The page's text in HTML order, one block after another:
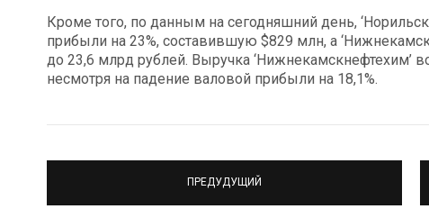
Кроме того, по данным на сегодняшний день,
прибыли на 23%, составившую $829 млн, а
до 23,6 млрд рублей. Выручка ‘Нижнекамскнефтехим’
несмотря на падение валовой прибыли на 18,1%.
ПРЕДУДУЩИЙ